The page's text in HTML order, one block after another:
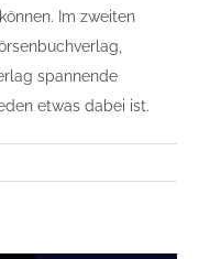
Im zweiten
spannende
etwas dabei ist.